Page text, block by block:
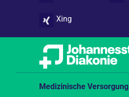
Xing
Medizinische Versorgung